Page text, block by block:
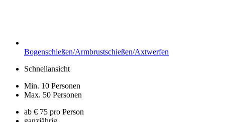
Bogenschießen/Armbrustschießen/Axtwerfen
Schnellansicht
Min. 10 Personen
Max. 50 Personen
ab € 75 pro Person